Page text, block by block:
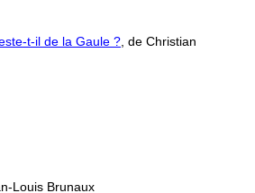
t-il de la Gaule ?, de Christian
Louis Brunaux